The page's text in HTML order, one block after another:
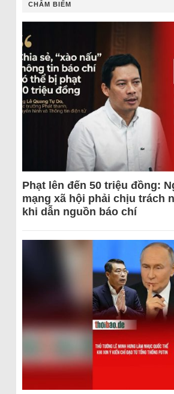
CHÂM BIẾM
Phạt lên đến 50 triệu đồng:
mạng xã hội phải chịu trách
khi dẫn nguồn báo chí